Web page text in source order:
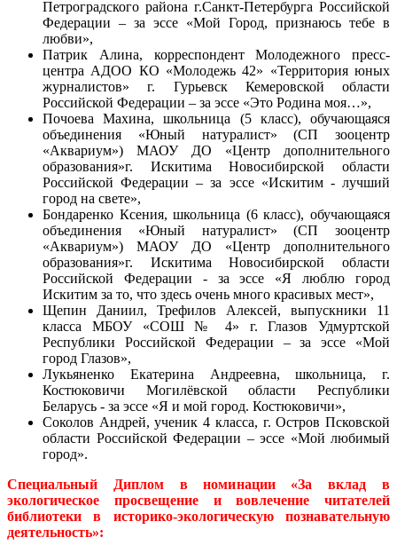
Петроградского района г.Санкт-Петербурга Российской
Федерации – за эссе «Мой Город, признаюсь тебе в
любви»,
Патрик Алина, корреспондент Молодежного пресс-
центра АДОО КО «Молодежь 42» «Территория юных
журналистов» г. Гурьевск Кемеровской области
Российской Федерации – за эссе «Это Родина моя…»,
Почоева Махина, школьница (5 класс), обучающаяся
объединения «Юный натуралист» (СП зооцентр
«Аквариум») МАОУ ДО «Центр дополнительного
образования»г. Искитима Новосибирской области
Российской Федерации – за эссе «Искитим - лучший
город на свете»,
Бондаренко Ксения, школьница (6 класс), обучающаяся
объединения «Юный натуралист» (СП зооцентр
«Аквариум») МАОУ ДО «Центр дополнительного
образования»г. Искитима Новосибирской области
Российской Федерации - за эссе «Я люблю город
Искитим за то, что здесь очень много красивых мест»,
Щепин Даниил, Трефилов Алексей, выпускники 11
класса МБОУ «СОШ № 4» г. Глазов Удмуртской
Республики Российской Федерации – за эссе «Мой
город Глазов»,
Лукьяненко Екатерина Андреевна, школьница, г.
Костюковичи Могилёвской области Республики
Беларусь - за эссе «Я и мой город. Костюковичи»,
Соколов Андрей, ученик 4 класса, г. Остров Псковской
области Российской Федерации – эссе «Мой любимый
город».
Специальный Диплом в номинации «За вклад в
экологическое просвещение и вовлечение читателей
библиотеки в историко-экологическую познавательную
деятельность»: